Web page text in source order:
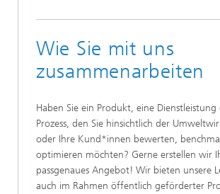
Wie Sie mit uns
zusammenarbeiten
Haben Sie ein Produkt, eine Dienstleistung
Prozess, den Sie hinsichtlich der
oder Ihre Kund*innen bewerten,
optimieren möchten? Gerne erstellen wir
passgenaues Angebot! Wir bieten unsere
auch im Rahmen öffentlich geförderter